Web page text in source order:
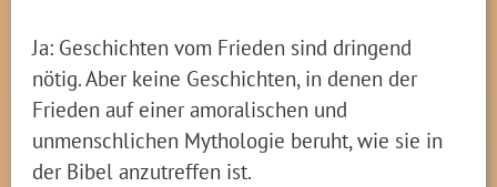
Ja: Geschichten vom Frieden sind dringend
nötig. Aber keine Geschichten, in denen der
Frieden auf einer amoralischen und
unmenschlichen Mythologie beruht, wie sie in
der Bibel anzutreffen ist.